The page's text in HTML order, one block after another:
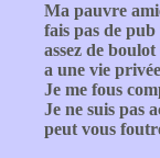
Ma pauvre
fais pas de
assez de
a une vie
Je me fous
Je ne suis pas
peut vous